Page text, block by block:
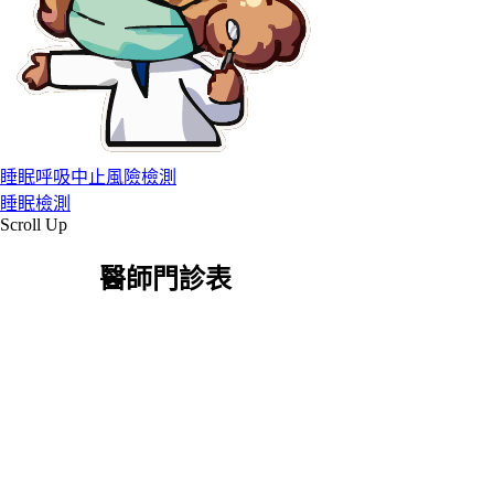
睡眠呼吸中止風險檢測
睡眠檢測
Scroll Up
醫師門診表